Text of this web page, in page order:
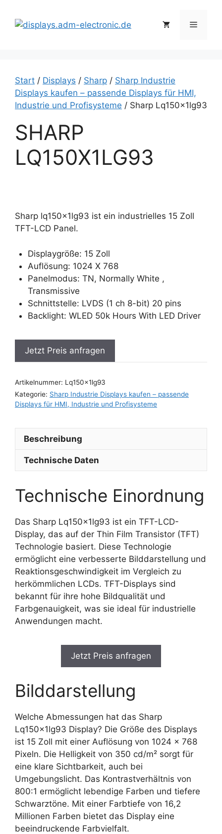
Inhalt
springen
Menü
Start / Displays / Sharp / Sharp Industrie
Displays kaufen – passende Displays für HMI,
Industrie und Profisysteme / Sharp Lq150x1lg93
SHARP
LQ150X1LG93
Sharp lq150x1lg93 ist ein industrielles 15 Zoll
TFT-LCD Panel.
Displaygröße: 15 Zoll
Auflösung: 1024 X 768
Panelmodus: TN, Normally White ,
Transmissive
Schnittstelle: LVDS (1 ch 8-bit) 20 pins
Backlight: WLED 50k Hours With LED Driver
Jetzt Preis anfragen
Artikelnummer: Lq150x1lg93
Kategorie: Sharp Industrie Displays kaufen – passende
Displays für HMI, Industrie und Profisysteme
Beschreibung
Technische Daten
Technische Einordnung
Das Sharp Lq150x1lg93 ist ein TFT-LCD-
Display, das auf der Thin Film Transistor (TFT)
Technologie basiert. Diese Technologie
ermöglicht eine verbesserte Bilddarstellung und
Reaktionsgeschwindigkeit im Vergleich zu
herkömmlichen LCDs. TFT-Displays sind
bekannt für ihre hohe Bildqualität und
Farbgenauigkeit, was sie ideal für industrielle
Anwendungen macht.
Jetzt Preis anfragen
Bilddarstellung
Welche Abmessungen hat das Sharp
Lq150x1lg93 Display? Die Größe des Displays
ist 15 Zoll mit einer Auflösung von 1024 x 768
Pixeln. Die Helligkeit von 350 cd/m² sorgt für
eine klare Sichtbarkeit, auch bei
Umgebungslicht. Das Kontrastverhältnis von
800:1 ermöglicht lebendige Farben und tiefere
Schwarztöne. Mit einer Farbtiefe von 16,2
Millionen Farben bietet das Display eine
beeindruckende Farbvielfalt.